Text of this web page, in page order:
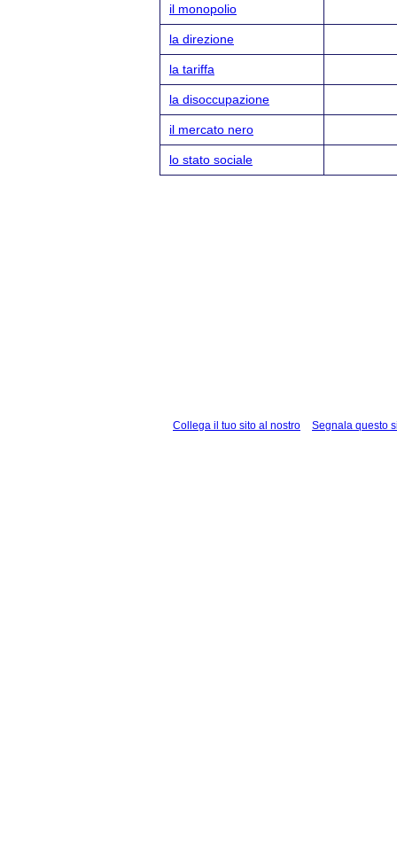
il monopolio
la direzione
la tariffa
la disoccupazione
il mercato nero
lo stato sociale
Collega il tuo sito al nostro Segnala questo